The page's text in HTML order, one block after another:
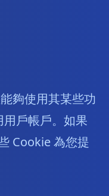
夠使用其某些功
戶帳戶。如果
Cookie 為您提